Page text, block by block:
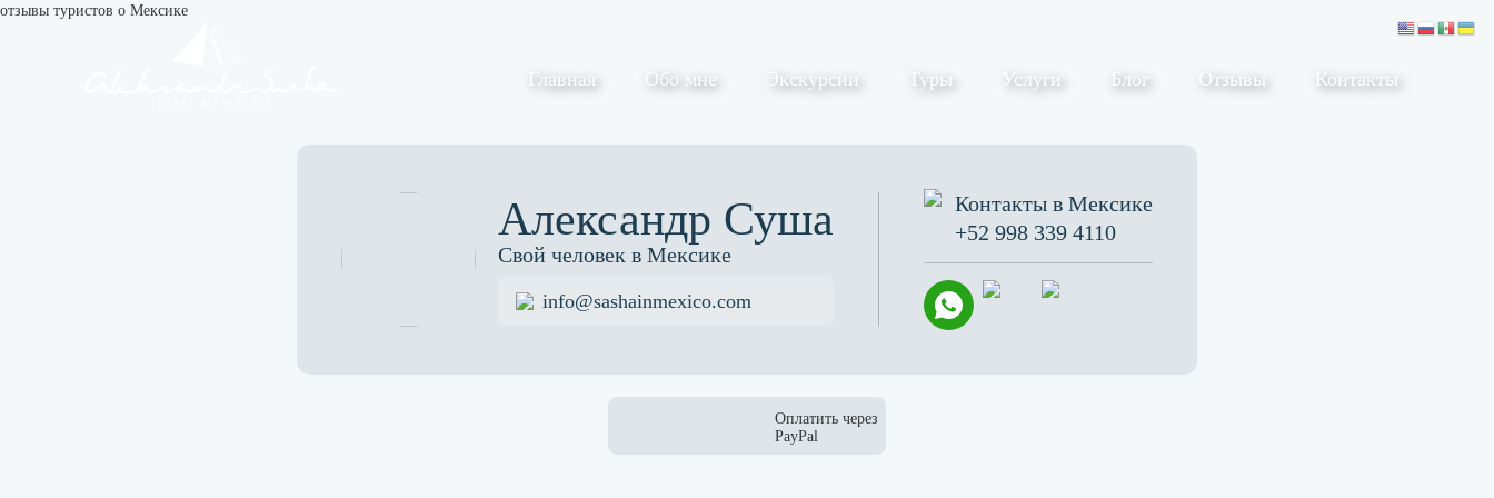
Главная Обо мне Экскурсии Туры Услуги Блог Отзывы Контакты
отзывы туристов о Мексике
Александр Суша
Свой человек в Мексике
info@sashainmexico.com
Контакты в Мексике
+52 998 339 4110